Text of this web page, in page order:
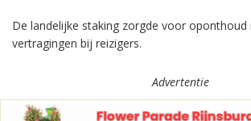
De landelijke staking zorgde voor oponthoud
vertragingen bij reizigers.
Advertentie